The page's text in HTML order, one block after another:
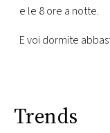
e le 8 ore a notte.
E voi dormite
Trends